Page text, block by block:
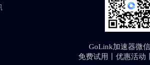
GoLink加速器微
免费试用丨优惠活动